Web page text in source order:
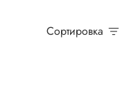
Сортировка